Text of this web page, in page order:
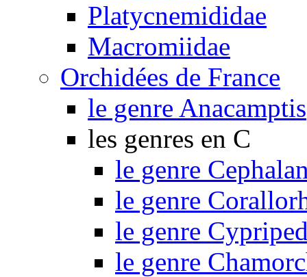
Platycnemididae
Macromiidae
Orchidées de France
le genre Anacamptis
les genres en C
le genre
le genre
le genre
le genre